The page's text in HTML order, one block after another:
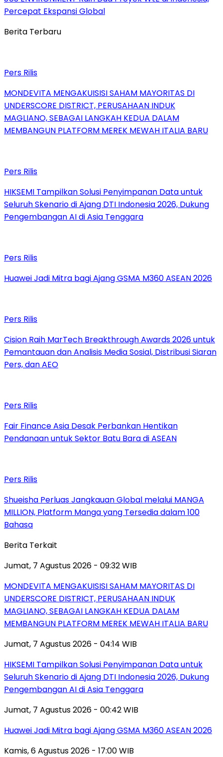
Percepat Ekspansi Global
Berita Terbaru
Pers Rilis
MONDEVITA MENGAKUISISI SAHAM MAYORITAS DI
UNDERSCORE DISTRICT, PERUSAHAAN INDUK
MAGLIANO, SEBAGAI LANGKAH KEDUA DALAM
MEMBANGUN PLATFORM MEREK MEWAH ITALIA BARU
Pers Rilis
HIKSEMI Tampilkan Solusi Penyimpanan Data untuk
Seluruh Skenario di Ajang DTI Indonesia 2026, Dukung
Pengembangan AI di Asia Tenggara
Pers Rilis
Huawei Jadi Mitra bagi Ajang GSMA M360 ASEAN 2026
Pers Rilis
Cision Raih MarTech Breakthrough Awards 2026 untuk
Pemantauan dan Analisis Media Sosial, Distribusi Siaran
Pers, dan AEO
Pers Rilis
Fair Finance Asia Desak Perbankan Hentikan
Pendanaan untuk Sektor Batu Bara di ASEAN
Pers Rilis
Shueisha Perluas Jangkauan Global melalui MANGA
MILLION, Platform Manga yang Tersedia dalam 100
Bahasa
Berita Terkait
Jumat, 7 Agustus 2026 - 09:32 WIB
MONDEVITA MENGAKUISISI SAHAM MAYORITAS DI
UNDERSCORE DISTRICT, PERUSAHAAN INDUK
MAGLIANO, SEBAGAI LANGKAH KEDUA DALAM
MEMBANGUN PLATFORM MEREK MEWAH ITALIA BARU
Jumat, 7 Agustus 2026 - 04:14 WIB
HIKSEMI Tampilkan Solusi Penyimpanan Data untuk
Seluruh Skenario di Ajang DTI Indonesia 2026, Dukung
Pengembangan AI di Asia Tenggara
Jumat, 7 Agustus 2026 - 00:42 WIB
Huawei Jadi Mitra bagi Ajang GSMA M360 ASEAN 2026
Kamis, 6 Agustus 2026 - 17:00 WIB